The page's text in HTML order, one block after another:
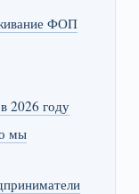
ФОП
2026 году
мы